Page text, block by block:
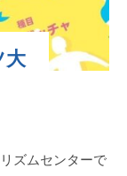
ズムセンターで